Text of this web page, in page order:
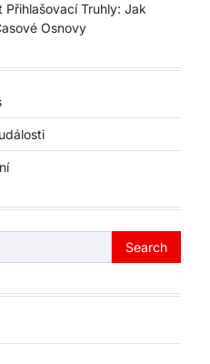
Přihlašovací Truhly: Jak
Osnovy